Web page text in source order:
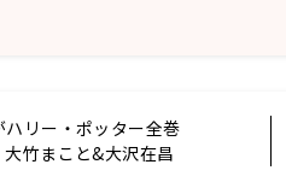
ハリー・ポッター全巻
竹まこと&大沢在昌